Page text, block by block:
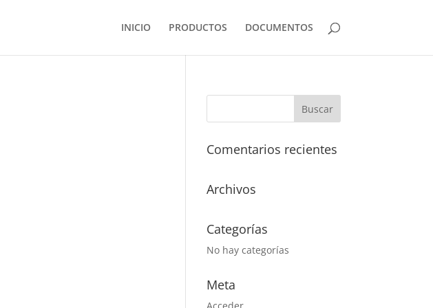
INICIO PRODUCTOS DOCUMENTOS
Comentarios recientes
Archivos
Categorías
No hay categorías
Meta